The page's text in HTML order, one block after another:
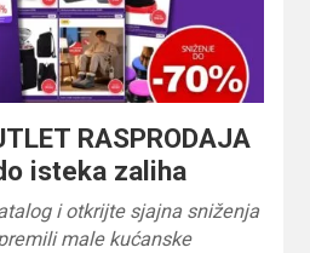
RASPRODAJA
isteka zaliha
i otkrijte sjajna sniženja
male kućanske